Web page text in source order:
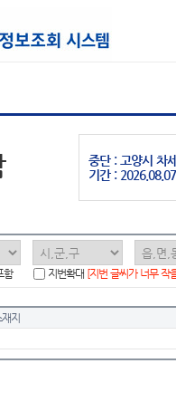
중단 : 고양시 차
기간 :
함
지번확대 [지번 글씨가 너무 작
지